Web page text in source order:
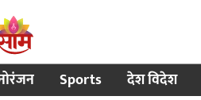
Sports देश विदेश